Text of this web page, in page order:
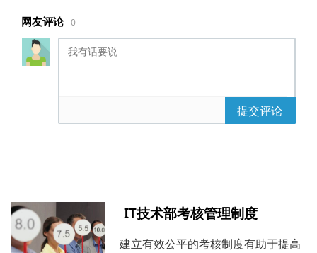
网友评论 0
提交评论
IT技术部考核管理制度
建立有效公平的考核制度有助于提高